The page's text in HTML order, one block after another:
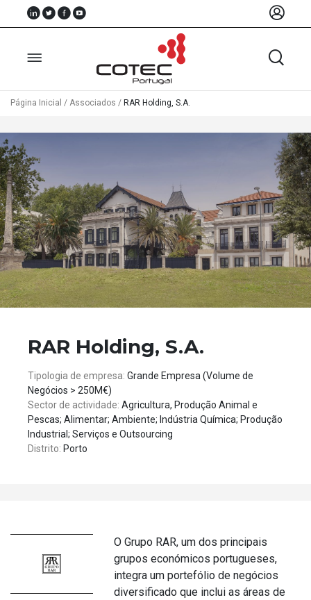
Sobre
Nós
Associados
Recursos
Notícias
Eventos
Projectos
Página Inicial / Associados / RAR Holding, S.A.
RAR Holding, S.A.
Tipologia de empresa: Grande Empresa (Volume de
Negócios > 250M€)
Sector de actividade: Agricultura, Produção Animal e
Pescas; Alimentar; Ambiente; Indústria Química; Produção
Industrial; Serviços e Outsourcing
Distrito: Porto
O Grupo RAR, um dos principais
grupos económicos portugueses,
integra um portefólio de negócios
diversificado que inclui as áreas de